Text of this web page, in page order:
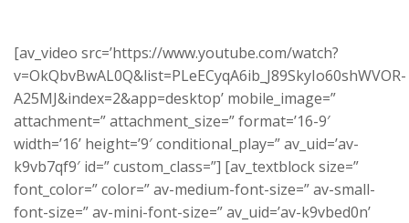
[av_video src=’https://www.youtube.com/watch?
v=OkQbvBwAL0Q&list=PLeECyqA6ib_J89SkyIo60shWVOR-
A25MJ&index=2&app=desktop’ mobile_image=”
attachment=” attachment_size=” format=’16-9′
width=’16’ height=’9′ conditional_play=” av_uid=’av-
k9vb7qf9′ id=” custom_class=”] [av_textblock size=”
font_color=” color=” av-medium-font-size=” av-small-
font-size=” av-mini-font-size=” av_uid=’av-k9vbed0n’